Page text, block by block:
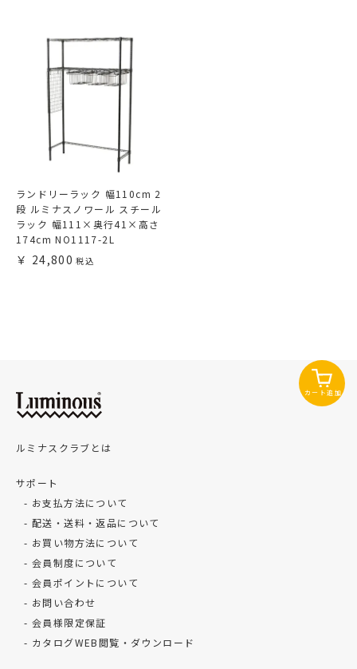
ランドリーラック 幅110cm 2
段 ルミナスノワール スチール
ラック 幅111×奥行41×高さ
174cm NO1117-2L
24,800
カート追加
ルミナスクラブとは
サポート
お支払方法について
配送・送料・返品について
お買い物方法について
会員制度について
会員ポイントについて
お問い合わせ
会員様限定保証
カタログWEB閲覧・ダウンロード